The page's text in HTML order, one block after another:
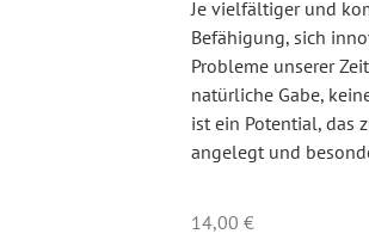
Je vielfältiger und
Befähigung, sich
Probleme unserer
natürliche Gabe,
ist ein Potential, das
angelegt und
14,00 €